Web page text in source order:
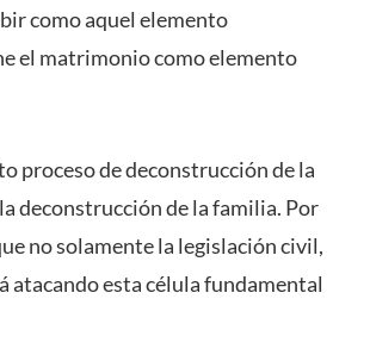
como aquel elemento
el matrimonio como elemento
proceso de deconstrucción de la
deconstrucción de la familia. Por
no solamente la legislación civil,
atacando esta célula fundamental